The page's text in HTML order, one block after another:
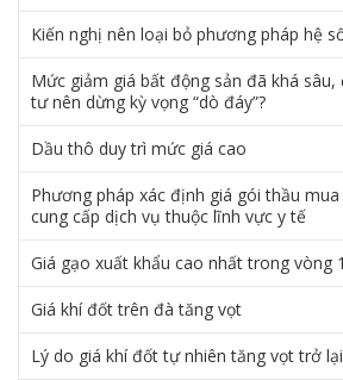
Kiến nghị nên loại bỏ phương pháp hệ
Mức giảm giá bất động sản đã khá sâu,
tư nên dừng kỳ vọng “dò đáy”?
Dầu thô duy trì mức giá cao
Phương pháp xác định giá gói thầu
cung cấp dịch vụ thuộc lĩnh vực y tế
Giá gạo xuất khẩu cao nhất trong vòng
Giá khí đốt trên đà tăng vọt
Lý do giá khí đốt tự nhiên tăng vọt trở lại